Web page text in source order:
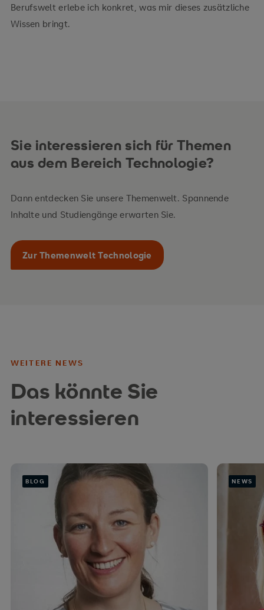
Berufswelt erlebe ich konkret, was mir dieses zusätzliche
Wissen bringt.
Sie interessieren sich für Themen
aus dem Bereich Technologie?
Dann entdecken Sie unsere Themenwelt. Spannende
Inhalte und Studiengänge erwarten Sie.
Zur Themenwelt Technologie
WEITERE NEWS
Das könnte Sie
interessieren
BLOG NEWS